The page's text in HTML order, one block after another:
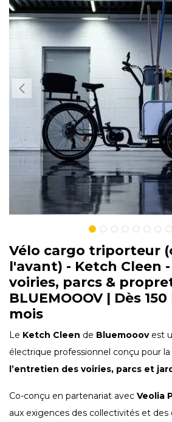
Vélo cargo triporteur
l'avant) - Ketch Cleen
voiries, parcs &
BLUEMOOOV | Dès
mois
Le Ketch Cleen de Bluemooovest
électrique professionnel conçu pour la
l’entretien des voiries, parcs et
Co-conçu en partenariat avec Veolia
aux exigences des collectivités et